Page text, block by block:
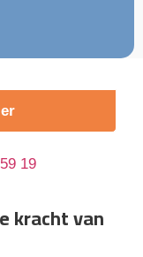
19
kracht van